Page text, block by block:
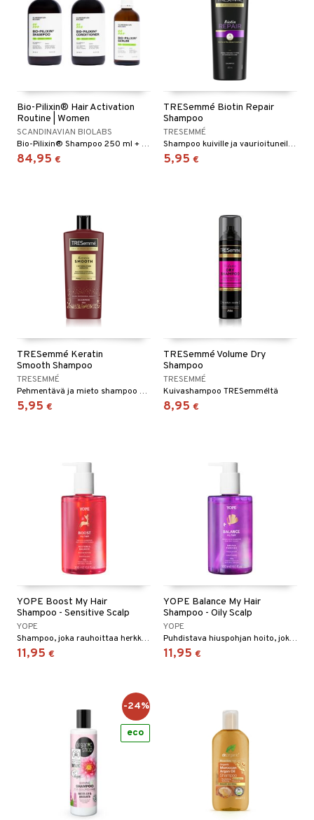
Bio-Pilixin® Hair Activation
Routine | Women
SCANDINAVIAN BIOLABS
Bio-Pilixin® Shampoo 250 ml + Bio-Pilixin® Hoitoaine 250 ml + Bio-Pilixin® Seerumi 100 ml
84,95 €
TRESemmé Biotin Repair
Shampoo
TRESEMMÉ
Shampoo kuiville ja vaurioituneille hiuksille TRESemméltä
5,95 €
TRESemmé Keratin
Smooth Shampoo
TRESEMMÉ
Pehmentävä ja mieto shampoo TRESemméltä
5,95 €
TRESemmé Volume Dry
Shampoo
TRESEMMÉ
Kuivashampoo TRESemméltä
8,95 €
YOPE Boost My Hair
Shampoo - Sensitive Scalp
YOPE
Shampoo, joka rauhoittaa herkkää hiuspohjaa, antaa volyymia ja kiiltoa latistamatta.
11,95 €
YOPE Balance My Hair
Shampoo - Oily Scalp
YOPE
Puhdistava hiuspohjan hoito, joka tasapainottaa talia, tarjoaa kevyen mikrokuorinnan ja pitää hiukset raikkaina ja ilmavina pidempään.
11,95 €
-24%
eco